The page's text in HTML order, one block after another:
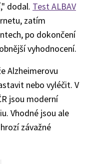
dodal. Test ALBAV
zatím
po dokončení
vyhodnocení.
Alzheimerovu
nebo vyléčit. V
jsou moderní
Vhodné jsou ale
závažné